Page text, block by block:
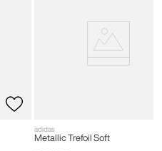
adidas
Metallic Trefoil Soft